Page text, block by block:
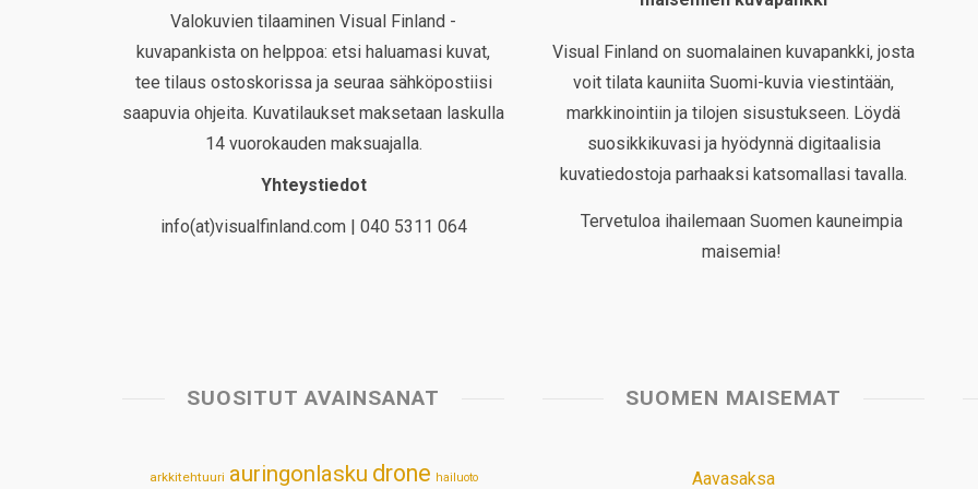
Valokuvien tilaaminen Visual Finland -
kuvapankista on helppoa: etsi haluamasi kuvat,
tee tilaus ostoskorissa ja seuraa sähköpostiisi
saapuvia ohjeita. Kuvatilaukset maksetaan laskulla
14 vuorokauden maksuajalla.
Yhteystiedot
info(at)visualfinland.com | 040 5311 064
Visual Finland on suomalainen kuvapankki, josta
voit tilata kauniita Suomi-kuvia viestintään,
markkinointiin ja tilojen sisustukseen. Löydä
suosikkikuvasi ja hyödynnä digitaalisia
kuvatiedostoja parhaaksi katsomallasi tavalla.
Tervetuloa ihailemaan Suomen kauneimpia
maisemia!
SUOSITUT AVAINSANAT
arkkitehtuuri auringonlasku drone hailuoto
SUOMEN MAISEMAT
Aavasaksa